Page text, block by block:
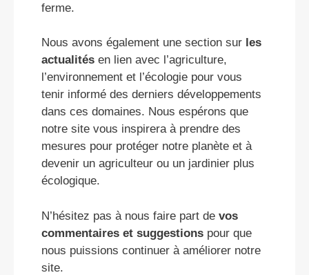
ferme.
Nous avons également une section sur les
actualités en lien avec l’agriculture,
l’environnement et l’écologie pour vous
tenir informé des derniers développements
dans ces domaines. Nous espérons que
notre site vous inspirera à prendre des
mesures pour protéger notre planète et à
devenir un agriculteur ou un jardinier plus
écologique.
N’hésitez pas à nous faire part de vos
commentaires et suggestions pour que
nous puissions continuer à améliorer notre
site.